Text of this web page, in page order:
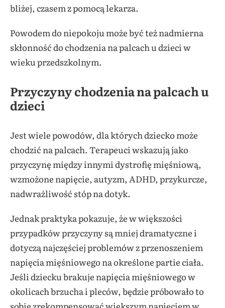
bliżej, czasem z pomocą lekarza.
Powodem do niepokoju może być też nadmierna
skłonność do chodzenia na palcach u dzieci w
wieku przedszkolnym.
Przyczyny chodzenia na palcach u
dzieci
Jest wiele powodów, dla których dziecko może
chodzić na palcach. Terapeuci wskazują jako
przyczynę między innymi dystrofię mięśniową,
wzmożone napięcie, autyzm, ADHD, przykurcze,
nadwrażliwość stóp na dotyk.
Jednak praktyka pokazuje, że w większości
przypadków przyczyny są mniej dramatyczne i
dotyczą najczęściej problemów z przenoszeniem
napięcia mięśniowego na określone partie ciała.
Jeśli dziecku brakuje napięcia mięśniowego w
okolicach brzucha i pleców, będzie próbowało to